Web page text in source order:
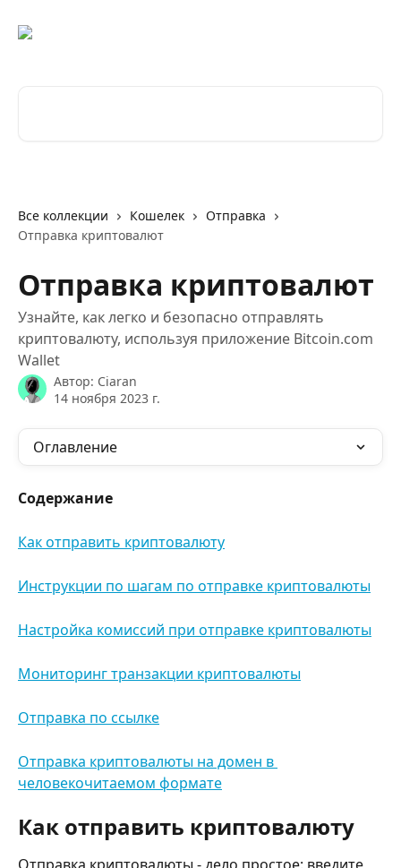
Все коллекции Кошелек
Отправка
Отправка криптовалют
Отправка криптовалют
Узнайте, как легко и безопасно отправлять
криптовалюту, используя приложение Bitcoin.com
Wallet
Автор: Ciaran
14 ноября 2023 г.
Оглавление
Содержание
Как отправить криптовалюту
Инструкции по шагам по отправке криптовалюты
Настройка комиссий при отправке криптовалюты
Мониторинг транзакции криптовалюты
Отправка по ссылке
Отправка криптовалюты на домен в
человекочитаемом формате
Как отправить криптовалюту